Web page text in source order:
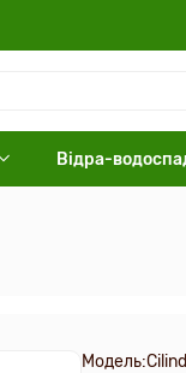
Відра-
Модель: